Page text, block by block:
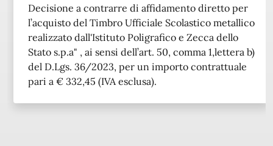
Decisione a contrarre di affidamento diretto per
l’acquisto del Timbro Ufficiale Scolastico metallico
realizzato dall'Istituto Poligrafico e Zecca dello
Stato s.p.a" , ai sensi dell’art. 50, comma 1,lettera b)
del D.Lgs. 36/2023, per un importo contrattuale
pari a € 332,45 (IVA esclusa).